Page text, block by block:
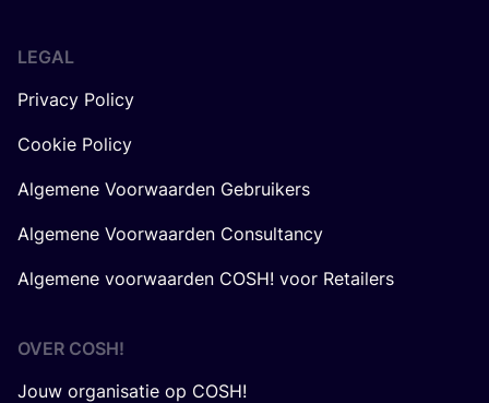
LEGAL
Privacy Policy
Cookie Policy
Algemene Voorwaarden Gebruikers
Algemene Voorwaarden Consultancy
Algemene voorwaarden COSH! voor Retailers
OVER COSH!
Jouw organisatie op COSH!